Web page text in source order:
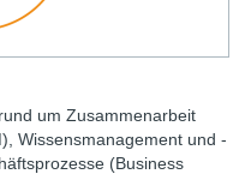
um Zusammenarbeit
Wissensmanagement und -
(Business